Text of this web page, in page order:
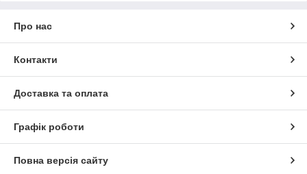
Про нас
Контакти
Доставка та оплата
Графік роботи
Повна версія сайту